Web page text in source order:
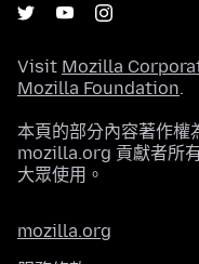
Visit Mozilla
Mozilla Foundation.
本頁的部分內容著作
mozilla.org 貢獻者所
大眾使用。
mozilla.org